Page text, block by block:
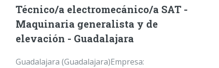
Técnico/a electromecánico/a SAT -
Maquinaria generalista y de
elevación - Guadalajara
Guadalajara (Guadalajara)Empresa: